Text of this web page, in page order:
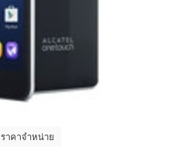
ราคาจำหน่าย